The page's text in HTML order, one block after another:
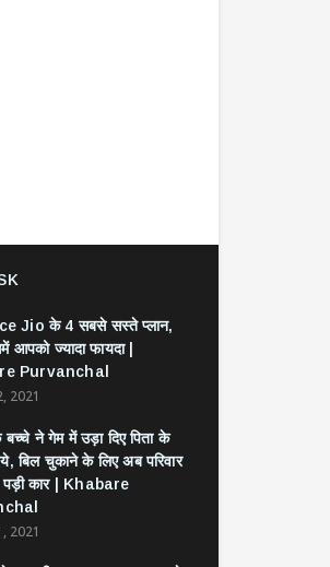
Jio के 4 सबसे सस्ते प्लान,
आपको ज्यादा फायदा |
Purvanchal
2021
ने गेम में उड़ा दिए पिता के
बिल चुकाने के लिए अब परिवार
पड़ी कार | Khabare
2021